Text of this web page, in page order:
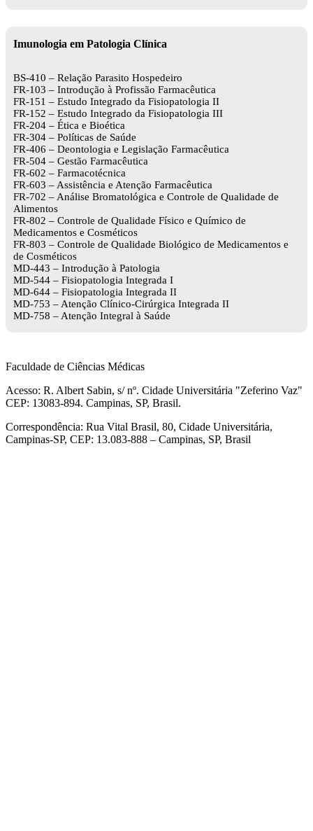
Imunologia em Patologia Clínica
BS-410 – Relação Parasito Hospedeiro
FR-103 – Introdução à Profissão Farmacêutica
FR-151 – Estudo Integrado da Fisiopatologia II
FR-152 – Estudo Integrado da Fisiopatologia III
FR-204 – Ética e Bioética
FR-304 – Políticas de Saúde
FR-406 – Deontologia e Legislação Farmacêutica
FR-504 – Gestão Farmacêutica
FR-602 – Farmacotécnica
FR-603 – Assistência e Atenção Farmacêutica
FR-702 – Análise Bromatológica e Controle de Qualidade de
Alimentos
FR-802 – Controle de Qualidade Físico e Químico de
Medicamentos e Cosméticos
FR-803 – Controle de Qualidade Biológico de Medicamentos e
de Cosméticos
MD-443 – Introdução à Patologia
MD-544 – Fisiopatologia Integrada I
MD-644 – Fisiopatologia Integrada II
MD-753 – Atenção Clínico-Cirúrgica Integrada II
MD-758 – Atenção Integral à Saúde
Faculdade de Ciências Médicas
Acesso: R. Albert Sabin, s/ nº. Cidade Universitária "Zeferino Vaz"
CEP: 13083-894. Campinas, SP, Brasil.
Correspondência: Rua Vital Brasil, 80, Cidade Universitária,
Campinas-SP, CEP: 13.083-888 – Campinas, SP, Brasil